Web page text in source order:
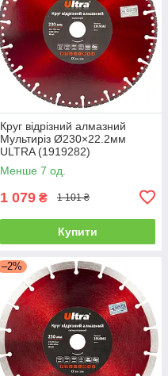
Круг відрізний алмазний
Мультиріз Ø230×22.2мм
ULTRA (1919282)
Менше 7 од.
1 079 ₴ 1 101 ₴
Купити
–2%